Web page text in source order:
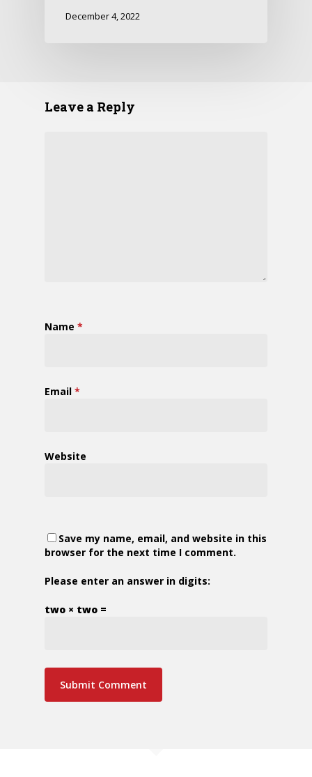
December 4, 2022
Leave a Reply
Name *
Email *
Website
Save my name, email, and website in this
browser for the next time I comment.
Please enter an answer in digits:
two × two =